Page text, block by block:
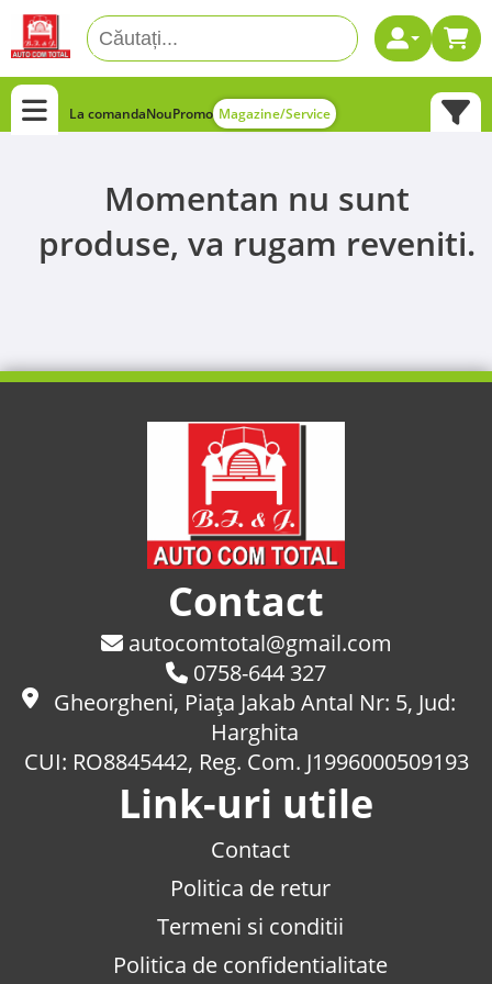
La comandaNouPromo Magazine/Service
Momentan nu sunt
produse, va rugam reveniti.
Contact
autocomtotal@gmail.com
0758-644 327
Gheorgheni, Piaţa Jakab Antal Nr: 5, Jud:
Harghita
CUI: RO8845442, Reg. Com. J1996000509193
Link-uri utile
Contact
Politica de retur
Termeni si conditii
Politica de confidentialitate